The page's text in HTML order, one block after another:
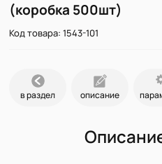
(коробка 500шт)
Код товара: 1543-101
в раздел описание